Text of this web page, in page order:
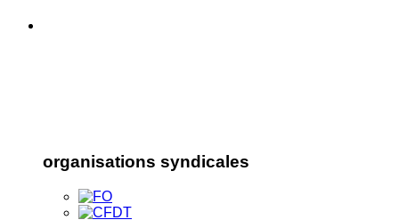
organisations syndicales